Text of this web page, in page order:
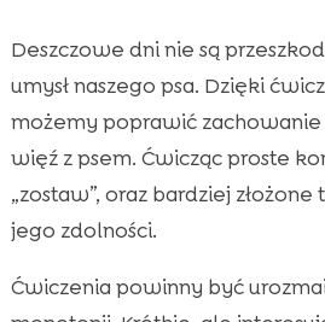
Deszczowe dni nie są
umysł naszego psa. Dzięki
możemy poprawić zachowanie
więź z psem. Ćwicząc proste
„zostaw”, oraz bardziej
jego zdolności.
Ćwiczenia powinny być